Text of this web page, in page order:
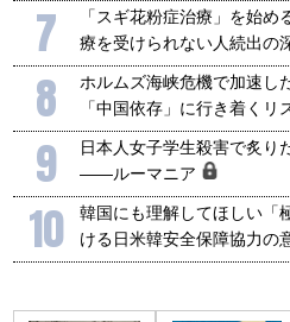
7
「スギ花粉症治療」を始
療を受けられない人続出の
8
ホルムズ海峡危機で加速し
「中国依存」に行き着くリ
9
日本人女子学生殺害で炙り
――ルーマニア
10
韓国にも理解してほしい「
ける日米韓安全保障協力の